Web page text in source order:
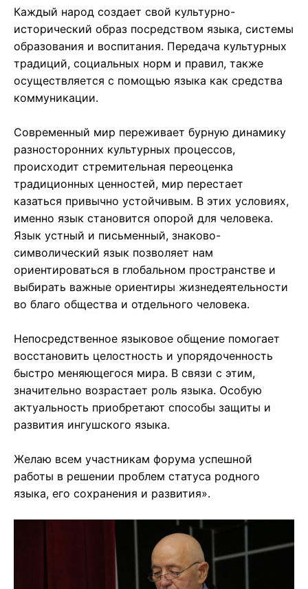
Каждый народ создает свой культурно-
исторический образ посредством языка, системы
образования и воспитания. Передача культурных
традиций, социальных норм и правил, также
осуществляется с помощью языка как средства
коммуникации.
Современный мир переживает бурную динамику
разносторонних культурных процессов,
происходит стремительная переоценка
традиционных ценностей, мир перестает
казаться привычно устойчивым. В этих условиях,
именно язык становится опорой для человека.
Язык устный и письменный, знаково-
символический язык позволяет нам
ориентироваться в глобальном пространстве и
выбирать важные ориентиры жизнедеятельности
во благо общества и отдельного человека.
Непосредственное языковое общение помогает
восстановить целостность и упорядоченность
быстро меняющегося мира. В связи с этим,
значительно возрастает роль языка. Особую
актуальность приобретают способы защиты и
развития ингушского языка.
Желаю всем участникам форума успешной
работы в решении проблем статуса родного
языка, его сохранения и развития».